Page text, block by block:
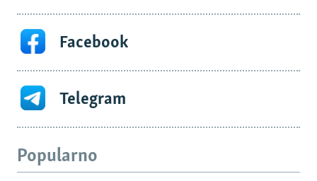
Facebook
Telegram
Popularno